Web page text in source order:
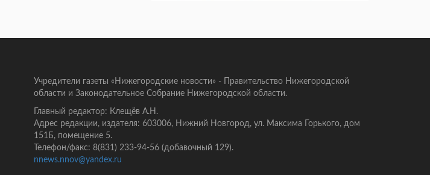
Учредители газеты «Нижегородские новости» - Правительство Нижегородской
области и Законодательное Собрание Нижегородской области.
Главный редактор: Клещёв А.Н.
Адрес редакции, издателя: 603006, Нижний Новгород, ул. Максима Горького, дом
151Б, помещение 5.
Телефон/факс: 8(831) 233-94-56 (добавочный 129).
nnews.nnov@yandex.ru